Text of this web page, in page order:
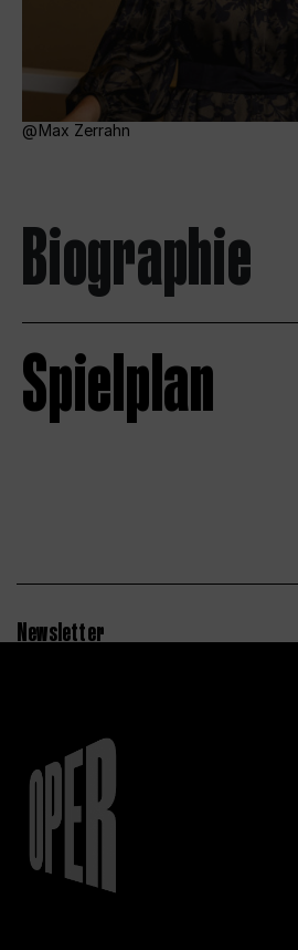
Max Zerrahn
Biographie
Spielplan
Newsletter